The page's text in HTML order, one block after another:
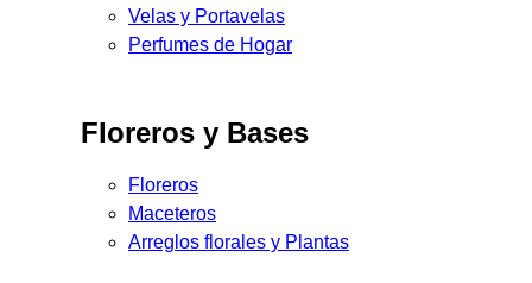
Velas y Portavelas
Perfumes de Hogar
Floreros y Bases
Floreros
Maceteros
Arreglos florales y Plantas